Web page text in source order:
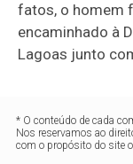
fatos, o homem
encaminhado à
Lagoas junto
* O conteúdo de cada
Nos reservamos ao
com o propósito do site